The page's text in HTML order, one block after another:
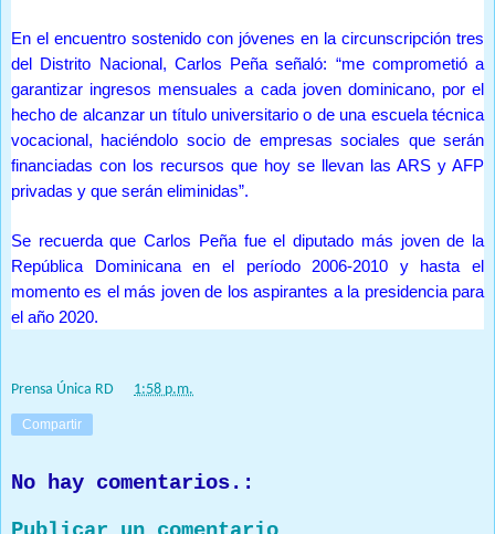
En el encuentro sostenido con jóvenes en la circunscripción tres
del Distrito Nacional, Carlos Peña señaló: “me comprometió a
garantizar ingresos mensuales a cada joven dominicano, por el
hecho de alcanzar un título universitario o de una escuela técnica
vocacional, haciéndolo socio de empresas sociales que serán
financiadas con los recursos que hoy se llevan las ARS y AFP
privadas y que serán eliminidas”.
Se recuerda que Carlos Peña fue el diputado más joven de la
República Dominicana en el período 2006-2010 y hasta el
momento es el más joven de los aspirantes a la presidencia para
el año 2020.
Prensa Única RD 1:58 p.m.
Compartir
No hay comentarios.: